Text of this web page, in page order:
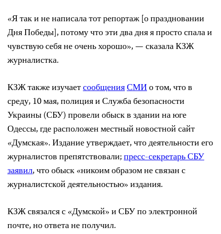
«Я так и не написала тот репортаж [о праздновании
Дня Победы], потому что эти два дня я просто спала и
чувствую себя не очень хорошо», — сказала КЗЖ
журналистка.
КЗЖ также изучаетсообщенияСМИо том, что в
среду, 10 мая, полиция и Служба безопасности
Украины (СБУ) провели обыск в здании на юге
Одессы, где расположен местный новостной сайт
«Думская». Издание утверждает, что деятельности его
журналистов препятствовали;пресс-секретарь СБУ
заявил, что обыск «никоим образом не связан с
журналистской деятельностью» издания.
КЗЖ связался с «Думской» и СБУ по электронной
почте, но ответа не получил.